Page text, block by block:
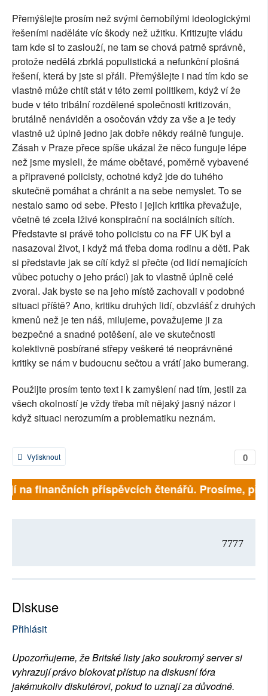
Přemýšlejte prosím než svými černobílými ideologickými
řešeními naděláte víc škody než užitku. Kritizujte vládu
tam kde si to zaslouží, ne tam se chová patrně správně,
protože nedělá zbrklá populistická a nefunkční plošná
řešení, která by jste si přáli. Přemýšlejte i nad tím kdo se
vlastně může chtít stát v této zemi politikem, když ví že
bude v této tribální rozdělené společnosti kritizován,
brutálně nenáviděn a osočován vždy za vše a je tedy
vlastně už úplně jedno jak dobře někdy reálně funguje.
Zásah v Praze přece spíše ukázal že něco funguje lépe
než jsme mysleli, že máme obětavé, poměrně vybavené
a připravené policisty, ochotné když jde do tuhého
skutečně pomáhat a chránit a na sebe nemyslet. To se
nestalo samo od sebe. Přesto i jejich kritika převažuje,
včetně té zcela lživé konspirační na sociálních sítích.
Představte si právě toho policistu co na FF UK byl a
nasazoval život, i když má třeba doma rodinu a děti. Pak
si představte jak se cítí když si přečte (od lidí nemajících
vůbec potuchy o jeho práci) jak to vlastně úplně celé
zvoral. Jak byste se na jeho místě zachovali v podobné
situaci příště? Ano, kritiku druhých lidí, obzvlášť z druhých
kmenů než je ten náš, milujeme, považujeme ji za
bezpečné a snadné potěšení, ale ve skutečnosti
kolektivně posbírané střepy veškeré té neoprávněné
kritiky se nám v budoucnu sečtou a vrátí jako bumerang.
Použijte prosím tento text i k zamyšlení nad tím, jestli za
všech okolností je vždy třeba mít nějaký jasný názor i
když situaci nerozumím a problematiku neznám.
0
Vytisknout
finančních příspěvcích čtenářů. Prosíme,
7777
Diskuse
Přihlásit
Upozorňujeme, že Britské listy jako soukromý server si
vyhrazují právo blokovat přístup na diskusní fóra
jakémukoliv diskutérovi, pokud to uznají za důvodné.